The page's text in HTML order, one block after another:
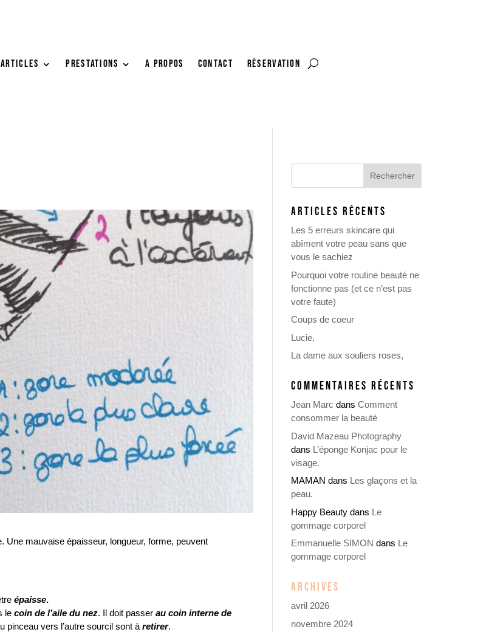
ARTICLES PRESTATIONS A PROPOS Contact RÉSERVATION
mauvaise épaisseur, longueur, forme, peuvent
épaisse.
lecoin de l’aile du nez. Il doit passerau coin interne de
pinceau vers l’autre sourcil sont àretirer.
ARTICLES RÉCENTS
Les 5 erreurs skincare qui
abîment votre peau sans que
vous le sachiez
Pourquoi votre routine beauté ne
fonctionne pas (et ce n’est pas
votre faute)
Coups de coeur
Lucie,
La dame aux souliers roses,
COMMENTAIRES RÉCENTS
Jean Marc dans Comment
consommer la beauté
David Mazeau Photography
dans L’éponge Konjac pour le
visage.
MAMAN dans Les glaçons et la
peau.
Happy Beautydans Le
gommage corporel
Emmanuelle SIMON dans Le
gommage corporel
ARCHIVES
avril 2026
novembre 2024